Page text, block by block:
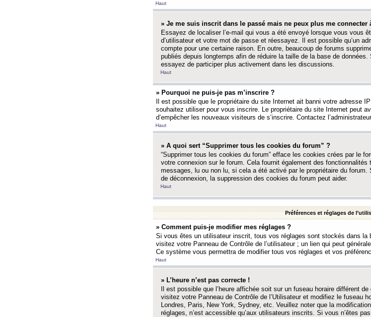
Haut
» Je me suis inscrit dans le passé mais ne peux plus me connecter
Essayez de localiser l’e-mail qui vous a été envoyé lorsque vous vous
d’utilisateur et votre mot de passe et réessayez. Il est possible qu’un
compte pour une certaine raison. En outre, beaucoup de forums
publiés depuis longtemps afin de réduire la taille de la base de
essayez de participer plus activement dans les discussions.
Haut
» Pourquoi ne puis-je pas m’inscrire ?
Il est possible que le propriétaire du site Internet ait banni votre adresse
souhaitez utiliser pour vous inscrire. Le propriétaire du site Internet peut
d’empêcher les nouveaux visiteurs de s’inscrire. Contactez
Haut
» A quoi sert “Supprimer tous les cookies du forum” ?
“Supprimer tous les cookies du forum” efface les cookies crées par le
votre connexion sur le forum. Cela fournit également des fonctionnalités
messages, lu ou non lu, si cela a été activé par le propriétaire du
de déconnexion, la suppression des cookies du forum peut aider.
Haut
Préférences et réglages de
» Comment puis-je modifier mes réglages ?
Si vous êtes un utilisateur inscrit, tous vos réglages sont stockés dans la
visitez votre Panneau de Contrôle de l’utilisateur ; un lien qui peut
Ce système vous permettra de modifier tous vos réglages et vos
Haut
» L’heure n’est pas correcte !
Il est possible que l’heure affichée soit sur un fuseau horaire différent
visitez votre Panneau de Contrôle de l’Utilisateur et modifiez le fuseau
Londres, Paris, New York, Sydney, etc. Veuillez noter que la
réglages, n’est accessible qu’aux utilisateurs inscrits. Si vous n’êtes